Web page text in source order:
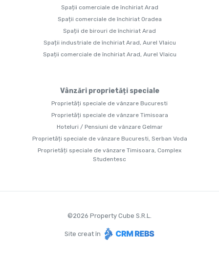
Spații comerciale de închiriat Arad
Spații comerciale de închiriat Oradea
Spații de birouri de închiriat Arad
Spații industriale de închiriat Arad, Aurel Vlaicu
Spații comerciale de închiriat Arad, Aurel Vlaicu
Vânzări proprietăți speciale
Proprietăți speciale de vânzare Bucuresti
Proprietăți speciale de vânzare Timisoara
Hoteluri / Pensiuni de vânzare Gelmar
Proprietăți speciale de vânzare Bucuresti, Serban Voda
Proprietăți speciale de vânzare Timisoara, Complex
Studentesc
©2026 Property Cube S.R.L.
Site creat în